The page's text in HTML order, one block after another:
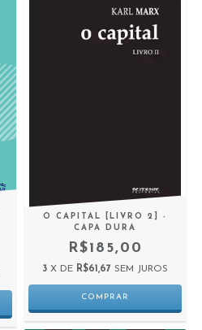
O CAPITAL [LIVRO 2] -
CAPA DURA
R$185,00
3 X DE R$61,67 SEM JUROS